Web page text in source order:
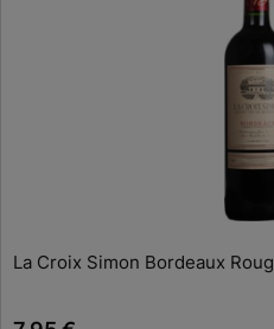
La Croix Simon Bordeaux